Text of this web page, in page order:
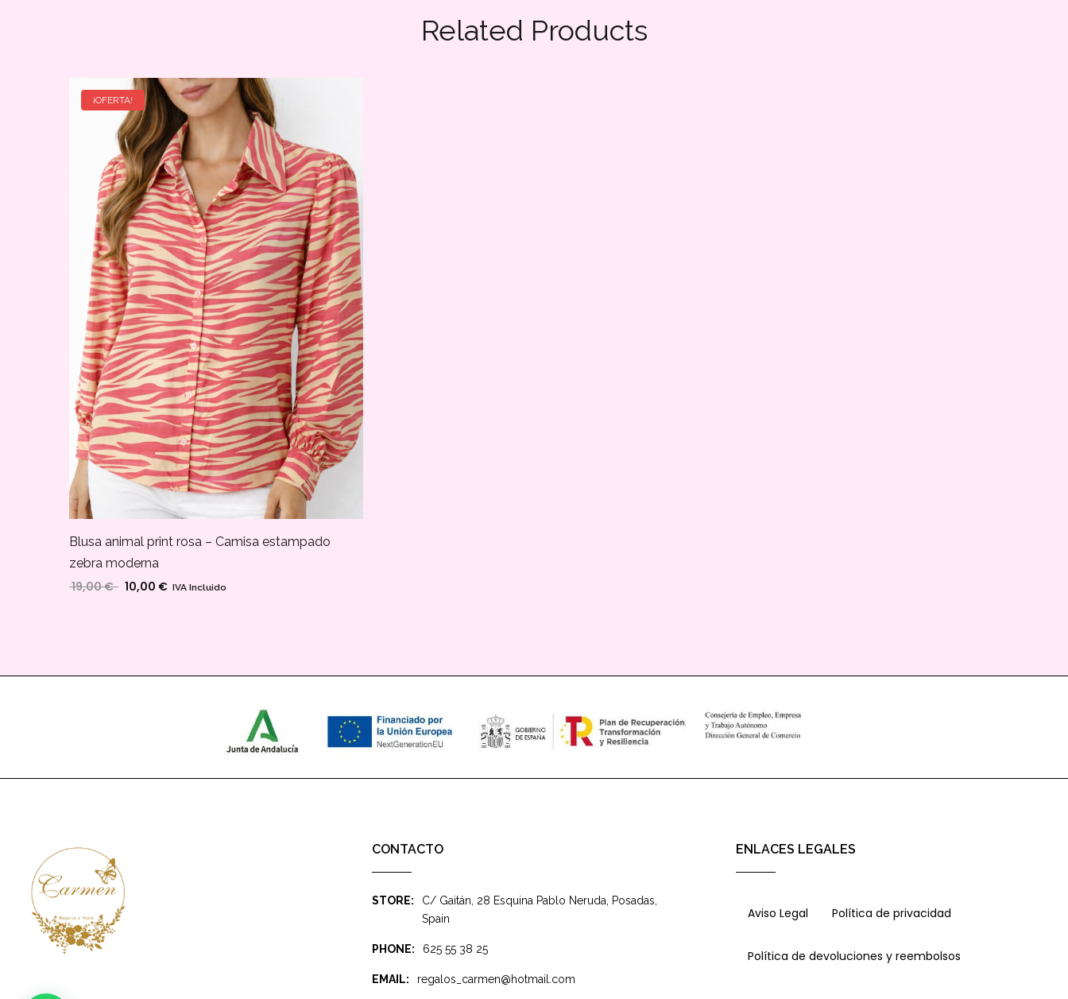
Related Products
¡OFERTA!
Blusa animal print rosa – Camisa estampado
zebra moderna
19,00€ El precio original era: 19,00 €.
10,00 € El precio actual es: 10,00 €.
IVA Incluido
CONTACTO
STORE:
C/ Gaitán, 28 Esquina Pablo Neruda, Posadas,
Spain
PHONE: 625 55 38 25
EMAIL: regalos_carmen@hotmail.com
ENLACES LEGALES
Aviso Legal Política de privacidad
Política de devoluciones y reembolsos